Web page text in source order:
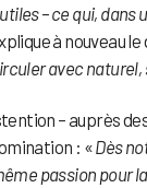
– ce qui,
à nouveau
avec
– auprès
: «Dès
passion pour